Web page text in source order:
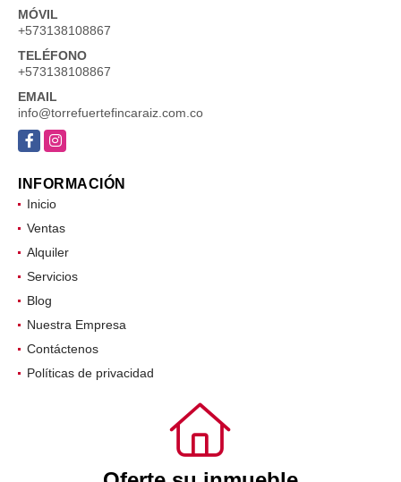
MÓVIL
+573138108867
TELÉFONO
+573138108867
EMAIL
info@torrefuertefincaraiz.com.co
FacebookInstagram
INFORMACIÓN
Inicio
Ventas
Alquiler
Servicios
Blog
Nuestra Empresa
Contáctenos
Políticas de privacidad